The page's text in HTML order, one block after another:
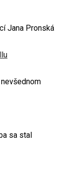
Jana Pronská
sa stal